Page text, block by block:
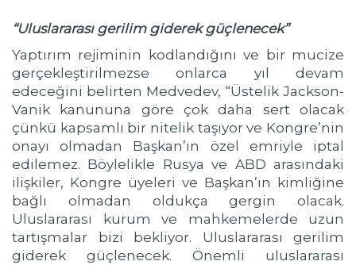
“Uluslararası gerilim giderek güçlenecek”
Yaptırım rejiminin kodlandığını ve bir mucize
gerçekleştirilmezse onlarca yıl devam
edeceğini belirten Medvedev, “Üstelik Jackson-
Vanik kanununa göre çok daha sert olacak
çünkü kapsamlı bir nitelik taşıyor ve Kongre’nin
onayı olmadan Başkan’ın özel emriyle iptal
edilemez. Böylelikle Rusya ve ABD arasındaki
ilişkiler, Kongre üyeleri ve Başkan’ın kimliğine
bağlı olmadan oldukça gergin olacak.
Uluslararası kurum ve mahkemelerde uzun
tartışmalar bizi bekliyor. Uluslararası gerilim
giderek güçlenecek. Önemli uluslararası